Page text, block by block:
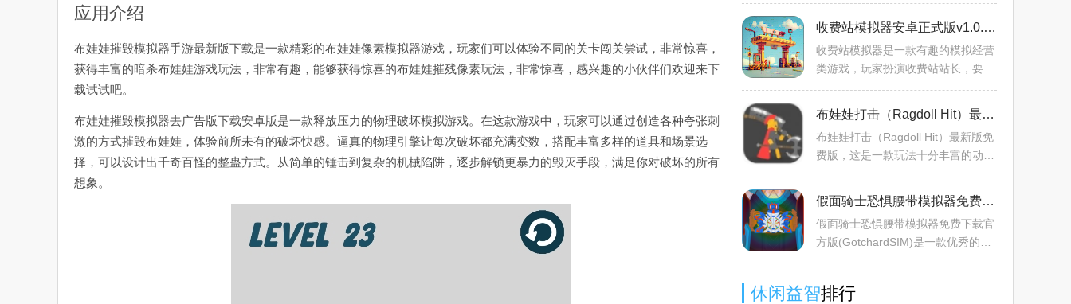
应用介绍
布娃娃摧毁模拟器手游最新版下载是一款精彩的布娃娃像素模拟器游戏，玩家们可以体验不同的关卡闯关尝试，非常惊喜，
获得丰富的暗杀布娃娃游戏玩法，非常有趣，能够获得惊喜的布娃娃摧残像素玩法，非常惊喜，感兴趣的小伙伴们欢迎来下
载试试吧。
布娃娃摧毁模拟器去广告版下载安卓版是一款释放压力的物理破坏模拟游戏。在这款游戏中，玩家可以通过创造各种夸张刺
激的方式摧毁布娃娃，体验前所未有的破坏快感。逼真的物理引擎让每次破坏都充满变数，搭配丰富多样的道具和场景选
择，可以设计出千奇百怪的整蛊方式。从简单的锤击到复杂的机械陷阱，逐步解锁更暴力的毁灭手段，满足你对破坏的所有
想象。
家们可以沉浸式体验变身器的使用，
获得更加多样化的趣味玩
收费站模拟器安卓正式版v1.0.283最新版
收费站模拟器是一款有趣的模拟经营
类游戏，玩家扮演收费站站长，要合
位置、规划车道等，确保车辆顺畅通
行。还需根据车流量变化
布娃娃打击（Ragdoll Hit）最新版免费版v0.5.17手机版
布娃娃打击（Ragdoll Hit）最新版免
费版，这是一款玩法十分丰富的动作
同的敌人进行战斗，这里有着丰富的
游戏玩法和内容可以进行
假面骑士恐惧腰带模拟器免费下载官方版(Gotchard SIM)v3.5.15最新版
假面骑士恐惧腰带模拟器免费下载官
方版(GotchardSIM)是一款优秀的假
秀的精彩实用玩法，非常好
休闲益智排行